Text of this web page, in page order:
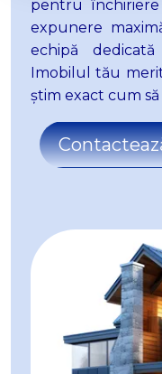
pentru închiriere
expunere
echipă
Imobilul tău
știm exact cum